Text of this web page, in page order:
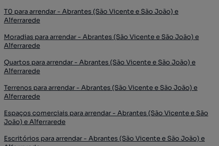
T0 para arrendar - Abrantes (São Vicente e São João) e
Alferrarede
Moradias para arrendar - Abrantes (São Vicente e São João) e
Alferrarede
Quartos para arrendar - Abrantes (São Vicente e São João) e
Alferrarede
Terrenos para arrendar - Abrantes (São Vicente e São João) e
Alferrarede
Espaços comerciais para arrendar - Abrantes (São Vicente e São
João) e Alferrarede
Escritórios para arrendar - Abrantes (São Vicente e São João) e